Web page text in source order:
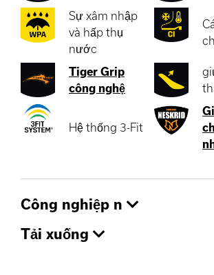
Sự xâm nhập
và hấp thụ
nước
Tiger Grip
công nghệ
Hệ thống 3-Fit
Công nghiệp n
Tải xuống